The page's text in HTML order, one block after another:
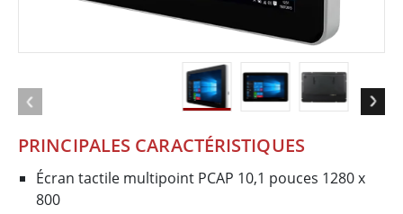
PRINCIPALES CARACTÉRISTIQUES
Écran tactile multipoint PCAP 10,1 pouces 1280 x
800